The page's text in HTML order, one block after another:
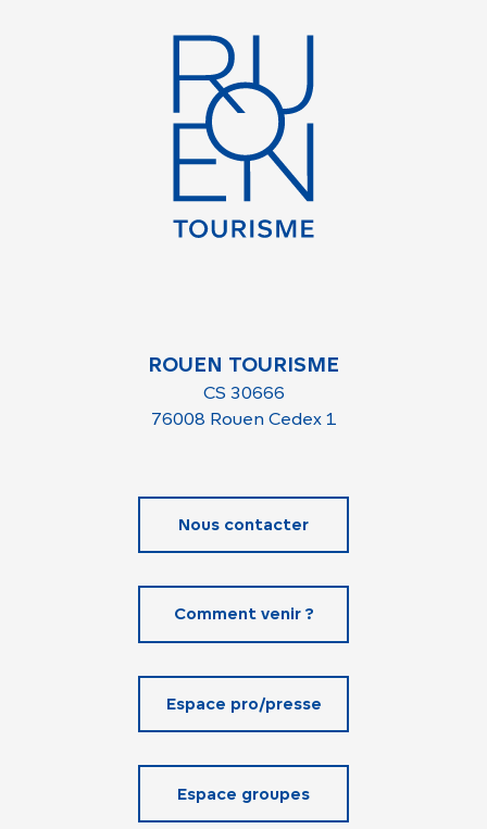
ROUEN TOURISME
CS 30666
76008 Rouen Cedex 1
Nous contacter
Comment venir ?
Espace pro/presse
Espace groupes